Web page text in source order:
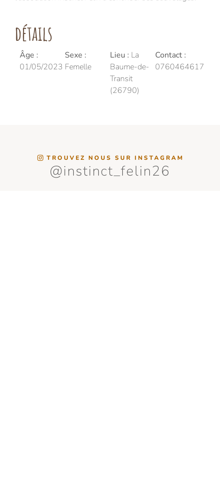
détails
Âge :
01/05/2023
Sexe :
Femelle
Lieu : La
Baume-de-
Transit
(26790)
Contact :
0760464617
TROUVEZ NOUS SUR INSTAGRAM
@instinct_felin26